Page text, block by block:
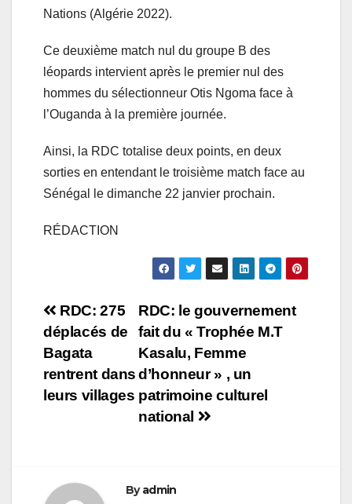
Nations (Algérie 2022).
Ce deuxième match nul du groupe B des
léopards intervient après le premier nul des
hommes du sélectionneur Otis Ngoma face à
l’Ouganda à la première journée.
Ainsi, la RDC totalise deux points, en deux
sorties en entendant le troisième match face au
Sénégal le dimanche 22 janvier prochain.
RÉDACTION
Navigation
de
l’article
RDC: le gouvernement
fait du « Trophée M.T
Kasalu, Femme
d’honneur » , un
patrimoine culturel
national
RDC: 275
déplacés de
Bagata
rentrent dans
leurs villages
Byadmin